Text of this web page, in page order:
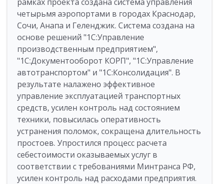
четырьмя аэропортами в городах Краснодар,
Сочи, Анапа и Геленджик. Система создана на
основе решений "1С:Управление
производственным предприятием",
"1С:Документооборот КОРП", "1С:Управление
автотранспортом" и "1С:Консолидация". В
результате налажено эффективное
управление эксплуатацией транспортных
средств, усилен контроль над состоянием
техники, повысилась оперативность
устранения поломок, сокращена длительность
простоев. Упростился процесс расчета
себестоимости оказываемых услуг в
соответствии с требованиями Минтранса РФ,
усилен контроль над расходами предприятия.